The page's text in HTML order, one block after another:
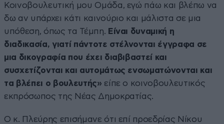
Κοινοβουλευτική μου Ομάδα, εγώ πάω και βλέπω να
δω αν υπάρχει κάτι καινούριο και μάλιστα σε μια
υπόθεση, όπως τα Τέμπη. Είναι δυναμική η
διαδικασία, γιατί πάντοτε στέλνονται έγγραφα σε
μια δικογραφία που έχει διαβιβαστεί και
συσχετίζονται και αυτομάτως ενσωματώνονται και
τα βλέπει ο βουλευτής» είπε ο κοινοβουλευτικός
εκπρόσωπος της Νέας Δημοκρατίας.
Ο κ. Πλεύρης επισήμανε ότι επί προεδρίας Νίκου